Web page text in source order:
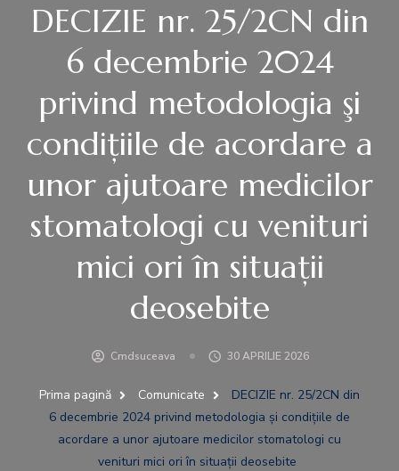
DECIZIE nr. 25/2CN din
6 decembrie 2024
privind metodologia şi
condiţiile de acordare a
unor ajutoare medicilor
stomatologi cu venituri
mici ori în situaţii
deosebite
Cmdsuceava 30 APRILIE 2026
Prima pagină Comunicate
DECIZIE nr. 25/2CN din
6 decembrie 2024 privind metodologia şi condiţiile de
acordare a unor ajutoare medicilor stomatologi cu
venituri mici ori în situaţii deosebite